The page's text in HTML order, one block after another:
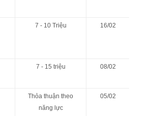
7 - 10 Triệu 16/02
7 - 15 triệu 08/02
Thỏa thuận theo
năng lực
05/02